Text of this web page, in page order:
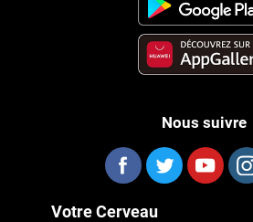
Nous suivre
Votre Cerveau